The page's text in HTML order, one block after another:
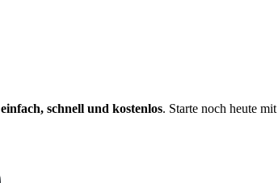
einfach, schnell und kostenlos. Starte noch heute